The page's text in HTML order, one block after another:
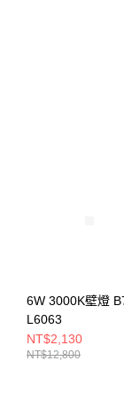
6W 3000K壁燈
L6063
NT$2,130
NT$12,800